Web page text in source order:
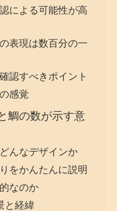
による可能性が高
表現は数百分の一
認すべきポイント
感覚
鯛の数が示す意
んなデザインか
をかんたんに説明
なのか
と経緯